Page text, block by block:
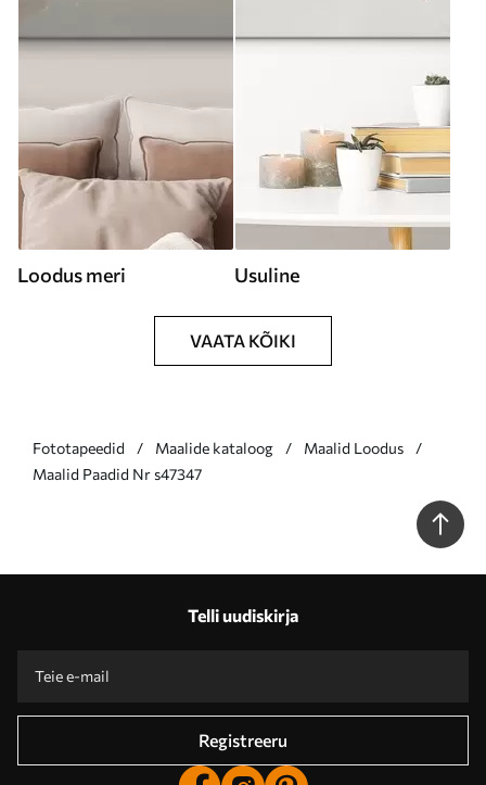
Loodus meri Usuline
VAATA KÕIKI
Fototapeedid Maalide kataloog
Maalid Loodus
Maalid Paadid Nr s47347
Telli uudiskirja
Registreeru